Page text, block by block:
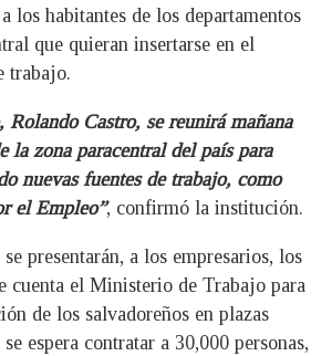
los habitantes de los departamentos
que quieran insertarse en el
trabajo.
Rolando Castro, se reunirá mañana
la zona paracentral del país para
nuevas fuentes de trabajo, como
el Empleo”, confirmó la institución.
presentarán, a los empresarios, los
cuenta el Ministerio de Trabajo para
de los salvadoreños en plazas
espera contratar a 30,000 personas,